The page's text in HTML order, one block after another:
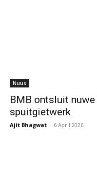
Nuus
BMB ontsluit
spuitgietwerk
Ajit Bhagwat - 6 April 2026